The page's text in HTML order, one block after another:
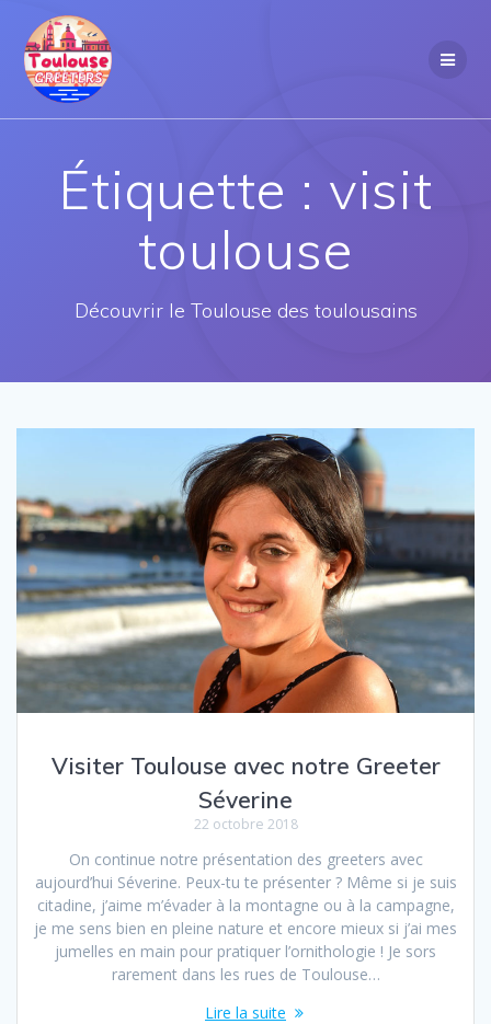
Étiquette : visit
toulouse
Découvrir le Toulouse des toulousains
Visiter Toulouse avec notre Greeter
Séverine
22 octobre 2018
On continue notre présentation des greeters avec
aujourd’hui Séverine. Peux-tu te présenter ? Même si je suis
citadine, j’aime m’évader à la montagne ou à la campagne,
je me sens bien en pleine nature et encore mieux si j’ai mes
jumelles en main pour pratiquer l’ornithologie ! Je sors
rarement dans les rues de Toulouse…
Lire la suite